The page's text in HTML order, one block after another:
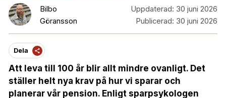
Bilbo
Göransson
Uppdaterad: 30 juni 2026
Publicerad: 30 juni 2026
Dela
Att leva till 100 år blir allt mindre ovanligt. Det
ställer helt nya krav på hur vi sparar och
planerar vår pension. Enligt sparpsykologen